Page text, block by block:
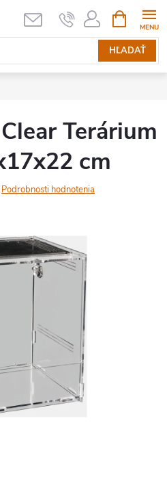
HĽADAŤ
KOŠÍK
Terárium
cm
Podrobnosti hodnotenia